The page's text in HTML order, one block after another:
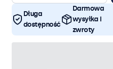
Długa
dostępność
Darmowa
wysyłka i
zwroty